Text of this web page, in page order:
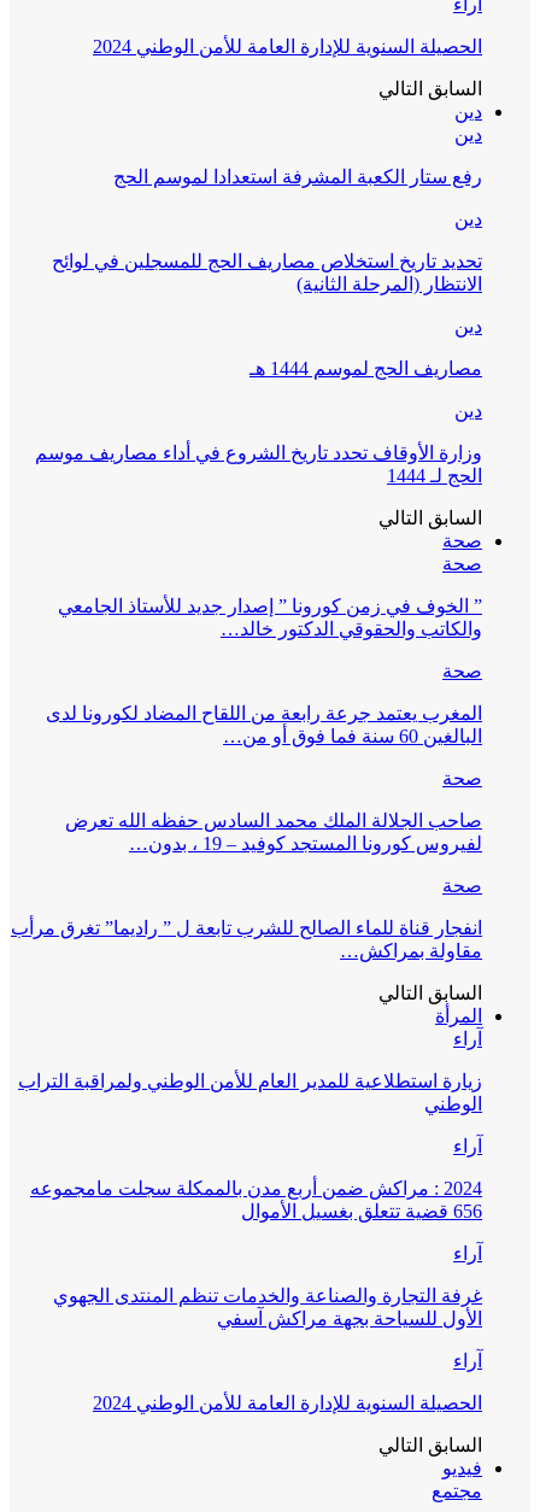
آراء
الحصيلة السنوية للإدارة العامة للأمن الوطني 2024
السابق التالي
دين
دين
رفع ستار الكعبة المشرفة استعدادا لموسم الحج
دين
تحديد تاريخ استخلاص مصاريف الحج للمسجلين في لوائح
الانتظار (المرحلة الثانية)
دين
مصاريف الحج لموسم 1444 هـ
دين
وزارة الأوقاف تحدد تاريخ الشروع في أداء مصاريف موسم
الحج لـ 1444
السابق التالي
صحة
صحة
” الخوف في زمن كورونا ” إصدار جديد للأستاذ الجامعي
والكاتب والحقوقي الدكتور خالد…
صحة
المغرب يعتمد جرعة رابعة من اللقاح المضاد لكورونا لدى
البالغين 60 سنة فما فوق أو من…
صحة
صاحب الجلالة الملك محمد السادس حفظه الله تعرض
لفيروس كورونا المستجد كوفيد – 19 ، بدون…
صحة
انفجار قناة للماء الصالح للشرب تابعة ل ” راديما” تغرق مرأب
مقاولة بمراكش…
السابق التالي
المرأة
آراء
زيارة استطلاعية للمدير العام للأمن الوطني ولمراقبة التراب
الوطني
آراء
2024 : مراكش ضمن أربع مدن بالممكلة سجلت مامجموعه
656 قضية تتعلق بغسيل الأموال
آراء
غرفة التجارة والصناعة والخدمات تنظم المنتدى الجهوي
الأول للسياحة بجهة مراكش آسفي
آراء
الحصيلة السنوية للإدارة العامة للأمن الوطني 2024
السابق التالي
فيديو
مجتمع